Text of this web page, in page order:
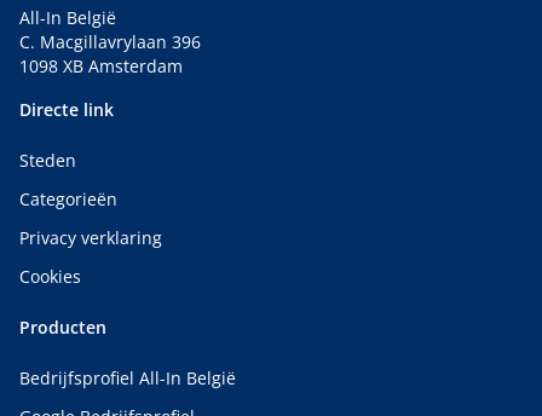
All-In België
C. Macgillavrylaan 396
1098 XB Amsterdam
Directe link
Steden
Categorieën
Privacy verklaring
Cookies
Producten
Bedrijfsprofiel All-In België